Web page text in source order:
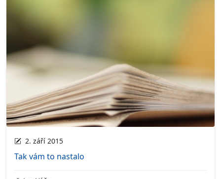
2. září 2015
Tak vám to nastalo